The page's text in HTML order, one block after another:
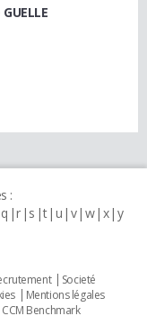
:
q r s t u v w x y
Societé
Mentions légales
Benchmark